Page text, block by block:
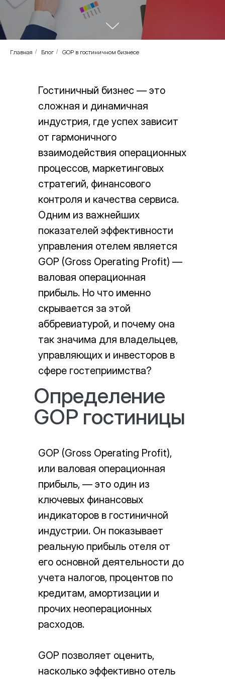
Главная / Блог / GOP в гостиничном бизнесе
Определение
GOP гостиницы
Гостиничный бизнес — это
сложная и динамичная
индустрия, где успех зависит
от гармоничного
взаимодействия операционных
процессов, маркетинговых
стратегий, финансового
контроля и качества сервиса.
Одним из важнейших
показателей эффективности
управления отелем является
GOP (Gross Operating Profit) —
валовая операционная
прибыль. Но что именно
скрывается за этой
аббревиатурой, и почему она
так значима для владельцев,
управляющих и инвесторов в
сфере гостеприимства?
GOP (Gross Operating Profit),
или валовая операционная
прибыль, — это один из
ключевых финансовых
индикаторов в гостиничной
индустрии. Он показывает
реальную прибыль отеля от
его основной деятельности до
учета налогов, процентов по
кредитам, амортизации и
прочих неоперационных
расходов.
GOP позволяет оценить,
насколько эффективно отель